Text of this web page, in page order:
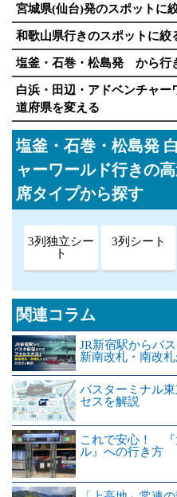
宮城県(仙台)発のスポットに
和歌山県行きのスポットに絞
塩釜・石巻・松島発 から行
白浜・田辺・アドベンチャ
道府県を変える
塩釜・石巻・松島発
ャーワールド行きの
席タイプから探す
3列独立シー
ト
3列シート
関連コラム
JR新宿駅からバ
新南改札・南改
バスターミナル
セスを解説
これで安心！ 『
ル』への行き方